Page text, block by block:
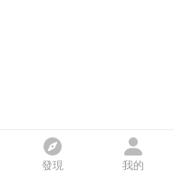
發現 我的